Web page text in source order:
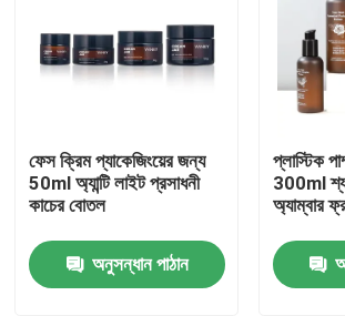
ভিডিও
আমাদের সম্পর্কে
মান নিয়ন্ত্রণ
ফেস ক্রিম প্যাকেজিংয়ের জন্য
50ml অ্যান্টি লাইট প্রসাধনী
কাচের বোতল
অনুসন্ধান পাঠান
প্লাস্টিক
300ml
অ্যাম্বার